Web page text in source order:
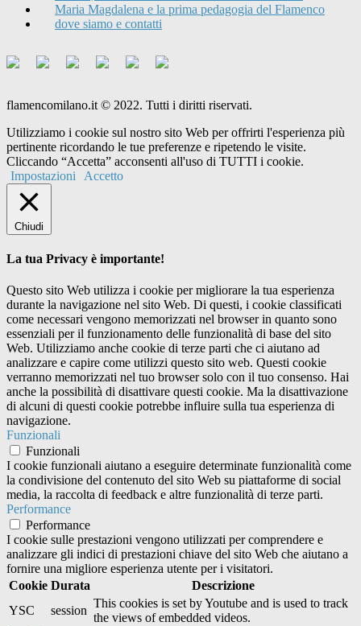
Maria Magdalena e la prima pedagogia del Flamenco
dove siamo e contatti
flamencomilano.it © 2022. Tutti i diritti riservati.
Utilizziamo i cookie sul nostro sito Web per offrirti l'esperienza più
pertinente ricordando le tue preferenze e ripetendo le visite.
Cliccando “Accetta” acconsenti all'uso di TUTTI i cookie.
Impostazioni
Accetto
Chiudi
La tua Privacy è importante!
Questo sito Web utilizza i cookie per migliorare la tua esperienza
durante la navigazione nel sito Web. Di questi, i cookie classificati
come necessari vengono memorizzati nel browser in quanto sono
essenziali per il funzionamento delle funzionalità di base del sito
Web. Utilizziamo anche cookie di terze parti che ci aiutano ad
analizzare e capire come utilizzi questo sito web. Questi cookie
verranno memorizzati nel tuo browser solo con il tuo consenso. Hai
anche la possibilità di disattivare questi cookie. Ma la disattivazione
di alcuni di questi cookie potrebbe influire sulla tua esperienza di
navigazione.
Funzionali
Funzionali
I cookie funzionali aiutano a eseguire determinate funzionalità come
la condivisione del contenuto del sito Web su piattaforme di social
media, la raccolta di feedback e altre funzionalità di terze parti.
Performance
Performance
I cookie sulle prestazioni vengono utilizzati per comprendere e
analizzare gli indici di prestazioni chiave del sito Web che aiutano a
fornire una migliore esperienza utente per i visitatori.
Cookie Durata
Descrizione
YSC
session
This cookies is set by Youtube and is used to track
the views of embedded videos.